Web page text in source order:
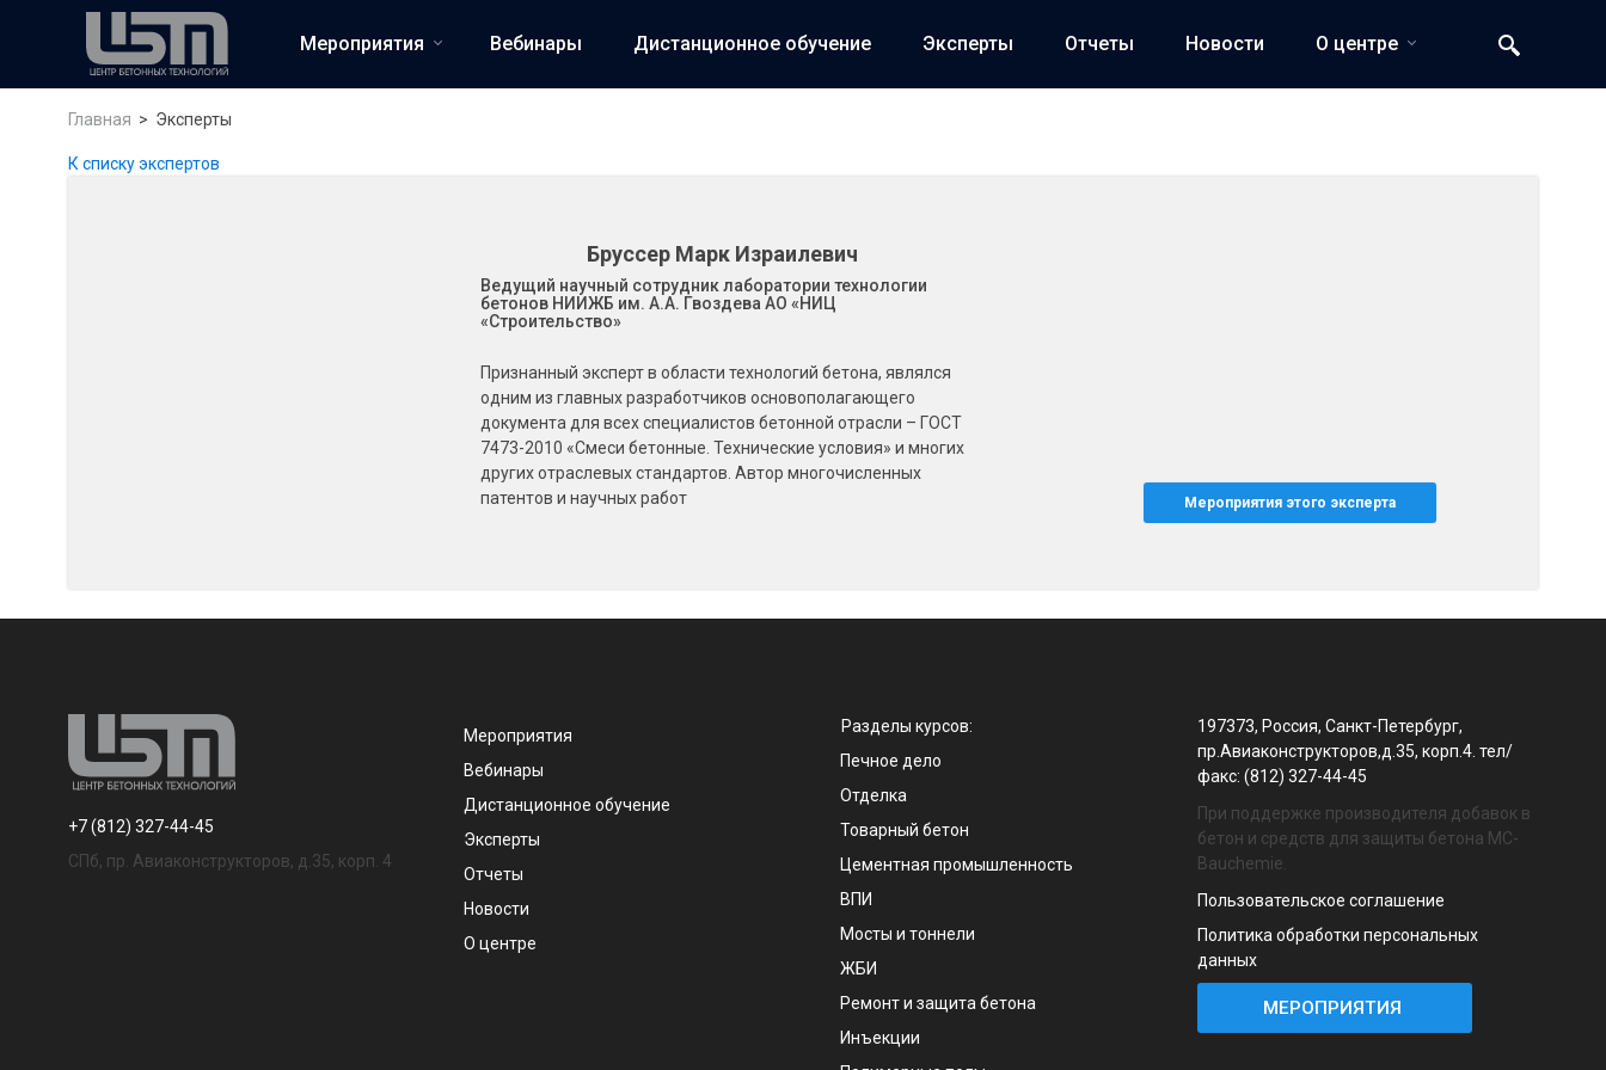
Мероприятия Вебинары Дистанционное обучение Эксперты Отчеты Новости О центре
Главная Эксперты
К списку экспертов
Бруссер Марк Израилевич
Ведущий научный сотрудник лаборатории технологии
бетонов НИИЖБ им. А.А. Гвоздева АО «НИЦ
«Строительство»
Признанный эксперт в области технологий бетона, являлся
одним из главных разработчиков основополагающего
документа для всех специалистов бетонной отрасли – ГОСТ
7473-2010 «Смеси бетонные. Технические условия» и многих
других отраслевых стандартов. Автор многочисленных
патентов и научных работ
Мероприятия этого эксперта
+7 (812) 327-44-45
СПб, пр. Авиаконструкторов, д.35, корп. 4
Мероприятия
Вебинары
Дистанционное обучение
Эксперты
Отчеты
Новости
О центре
Разделы курсов:
Печное дело
Отделка
Товарный бетон
Цементная промышленность
ВПИ
Мосты и тоннели
ЖБИ
Ремонт и защита бетона
Инъекции
197373, Россия, Санкт-Петербург,
пр.Авиаконструкторов,д.35, корп.4. тел/
факс: (812) 327-44-45
При поддержке производителя добавок в
бетон и средств для защиты бетона MC-
Bauchemie.
Пользовательское соглашение
Политика обработки персональных
данных
МЕРОПРИЯТИЯ